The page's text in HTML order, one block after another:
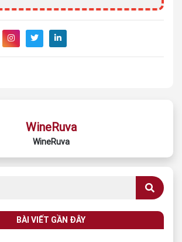
WineRuva
WineRuva
BÀI VIẾT GẦN ĐÂY